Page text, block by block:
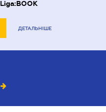
Liga:BOOK
ДЕТАЛЬНІШЕ